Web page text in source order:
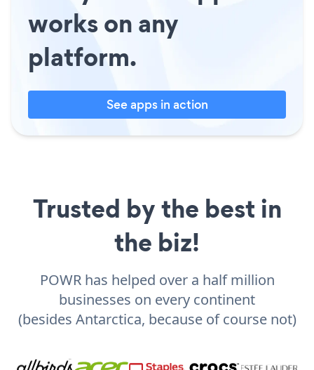
works on any
platform.
See apps in action
Trusted by the best in
the biz!
POWR has helped over a half million
businesses on every continent
(besides Antarctica, because of course not)